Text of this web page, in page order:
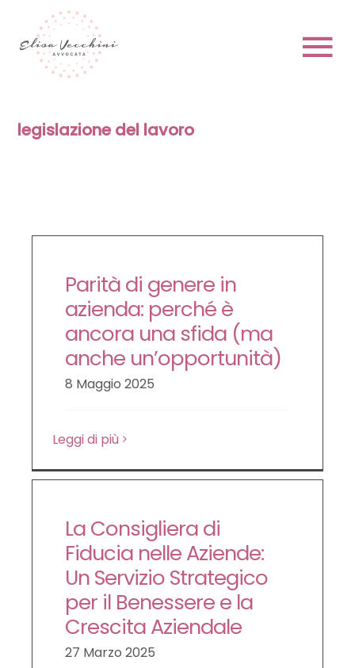
content
HOME
PRENOTA
LE NOVITÀ DA SAPERE
DIRITTO DEL LAVORO
CONTATTI
legislazione del lavoro
Parità di genere in
azienda: perché è
ancora una sfida (ma
anche un’opportunità)
8 Maggio 2025
Leggi di più
La Consigliera di
Fiducia nelle Aziende:
Un Servizio Strategico
per il Benessere e la
Crescita Aziendale
27 Marzo 2025